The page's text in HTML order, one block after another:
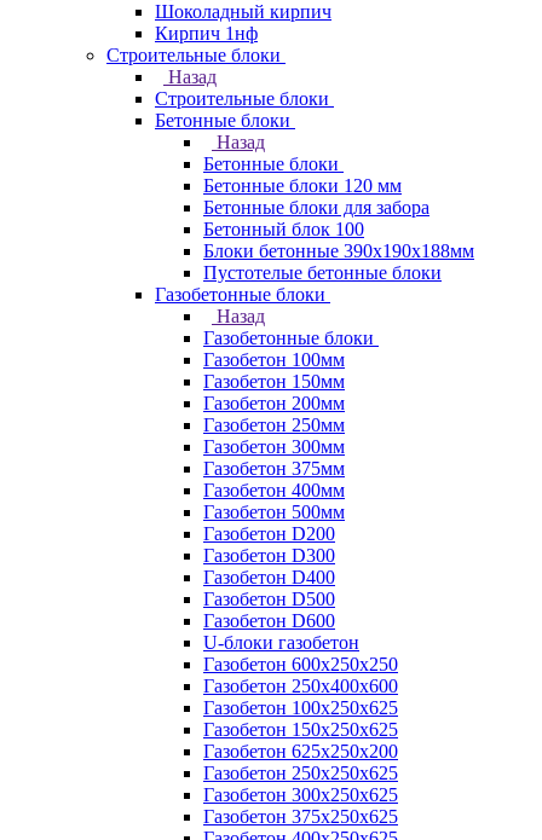
Шоколадный кирпич
Кирпич 1нф
Строительные блоки
Назад
Строительные блоки
Бетонные блоки
Назад
Бетонные блоки
Бетонные блоки 120 мм
Бетонные блоки для забора
Бетонный блок 100
Блоки бетонные 390х190х188мм
Пустотелые бетонные блоки
Газобетонные блоки
Назад
Газобетонные блоки
Газобетон 100мм
Газобетон 150мм
Газобетон 200мм
Газобетон 250мм
Газобетон 300мм
Газобетон 375мм
Газобетон 400мм
Газобетон 500мм
Газобетон D200
Газобетон D300
Газобетон D400
Газобетон D500
Газобетон D600
U-блоки газобетон
Газобетон 600x250x250
Газобетон 250x400x600
Газобетон 100х250х625
Газобетон 150х250х625
Газобетон 625х250х200
Газобетон 250х250х625
Газобетон 300х250х625
Газобетон 375х250х625